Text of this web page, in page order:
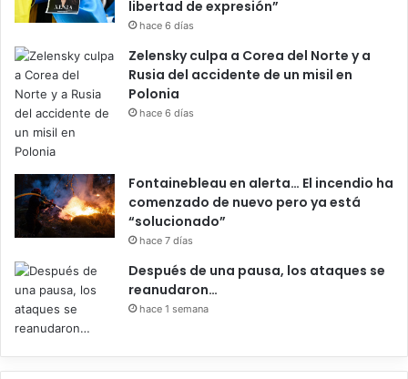
libertad de expresión”
hace 6 días
Zelensky culpa a Corea del Norte y a
Rusia del accidente de un misil en
Polonia
hace 6 días
Fontainebleau en alerta… El incendio ha
comenzado de nuevo pero ya está
“solucionado”
hace 7 días
Después de una pausa, los ataques se
reanudaron…
hace 1 semana